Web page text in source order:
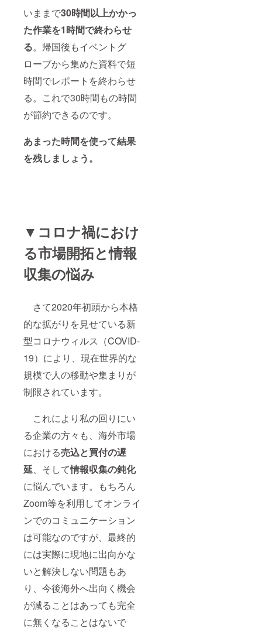
いままで30時間以上かかっ
た作業を1時間で終わらせ
る。帰国後もイベントグ
ローブから集めた資料で短
時間でレポートを終わらせ
る。これで30時間もの時間
が節約できるのです。
あまった時間を使って結果
を残しましょう。
▼コロナ禍におけ
る市場開拓と情報
収集の悩み
さて2020年初頭から本格
的な拡がりを見せている新
型コロナウィルス（COVID-
19）により、現在世界的な
規模で人の移動や集まりが
制限されています。
これにより私の回りにい
る企業の方々も、海外市場
における売込と買付の遅
延、そして情報収集の鈍化
に悩んでいます。もちろん
Zoom等を利用してオンライ
ンでのコミュニケーション
は可能なのですが、最終的
には実際に現地に出向かな
いと解決しない問題もあ
り、今後海外へ出向く機会
が減ることはあっても完全
に無くなることはないで